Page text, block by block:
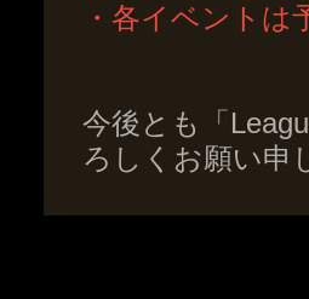
・各イベント
今後とも「
ろしくお願い申